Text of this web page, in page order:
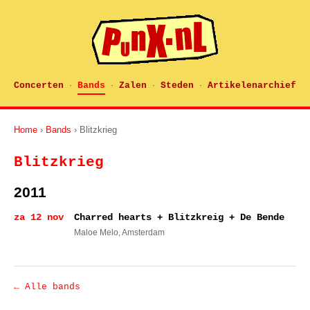
Concerten · Bands · Zalen · Steden · Artikelenarchief
Home › Bands › Blitzkrieg
Blitzkrieg
2011
za 12 nov Charred hearts + Blitzkreig + De Bende
Maloe Melo, Amsterdam
← Alle bands